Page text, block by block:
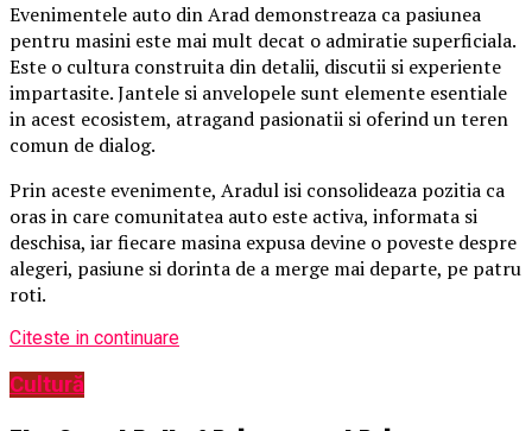
Evenimentele auto din Arad demonstreaza ca pasiunea
pentru masini este mai mult decat o admiratie superficiala.
Este o cultura construita din detalii, discutii si experiente
impartasite. Jantele si anvelopele sunt elemente esentiale
in acest ecosistem, atragand pasionatii si oferind un teren
comun de dialog.
Prin aceste evenimente, Aradul isi consolideaza pozitia ca
oras in care comunitatea auto este activa, informata si
deschisa, iar fiecare masina expusa devine o poveste despre
alegeri, pasiune si dorinta de a merge mai departe, pe patru
roti.
Citeste in continuare
Cultură